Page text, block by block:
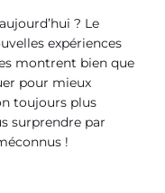
? Le
expériences
montrent bien que
pour mieux
toujours plus
surprendre par
!